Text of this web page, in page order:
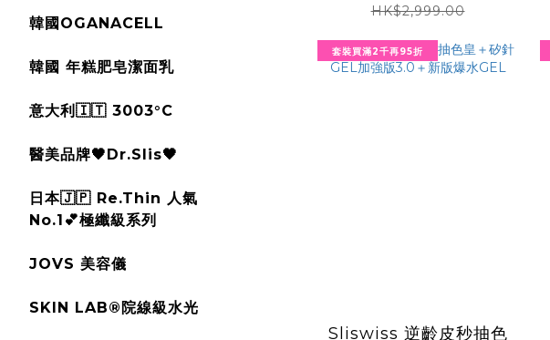
韓國OGANACELL
韓國 年糕肥皂潔面乳
意大利🇮🇹 3003°C
醫美品牌🖤Dr.Slis🖤
日本🇯🇵 Re.Thin 人氣
No.1💕極纖級系列
JOVS 美容儀
SKIN LAB®️院線級水光
HIFU GEL
HK$2,999.00
套裝買滿2千再95折
Sliswiss 逆齡皮秒抽色